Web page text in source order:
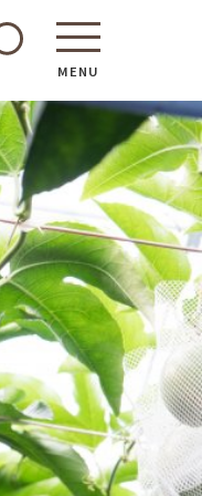
MENU
買う・食
─ 加工品
─ 販売店
─ 飲食店
直売所へ
レシピ